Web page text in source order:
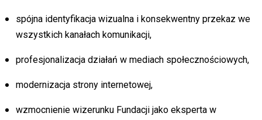
spójna identyfikacja wizualna i konsekwentny przekaz we
wszystkich kanałach komunikacji,
profesjonalizacja działań w mediach społecznościowych,
modernizacja strony internetowej,
wzmocnienie wizerunku Fundacji jako eksperta w